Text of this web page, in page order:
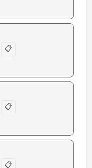
📋
📋
📋